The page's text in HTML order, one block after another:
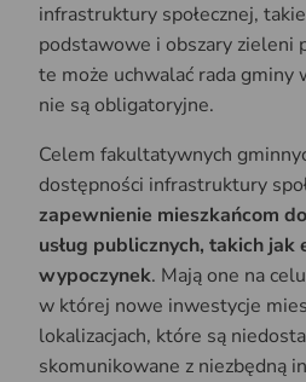
infrastruktury społecznej,
podstawowe i obszary zieleni
te może uchwalać rada gminy
nie są obligatoryjne.
Celem fakultatywnych
dostępności infrastruktury
zapewnienie mieszkańcom
usług publicznych, takich jak
wypoczynek. Mają one na
w której nowe inwestycje
lokalizacjach, które są
skomunikowane z niezbędną